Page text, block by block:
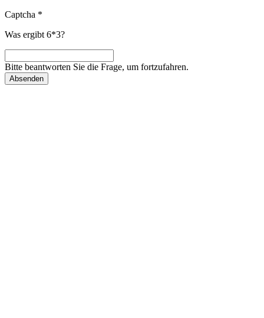
Captcha *
Was ergibt 6*3?
Bitte beantworten Sie die Frage, um fortzufahren.
Absenden